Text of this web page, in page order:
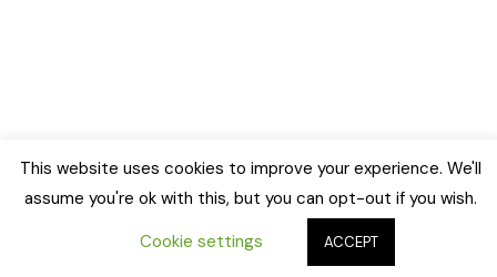
This website uses cookies to improve your experience. We'll
assume you're ok with this, but you can opt-out if you wish.
Cookie settings
ACCEPT